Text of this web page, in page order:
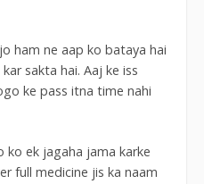
ham ne aap ko bataya hai
sakta hai. Aaj ke iss
ke pass itna time nahi
ko ek jagaha jama karke
full medicine jis ka naam